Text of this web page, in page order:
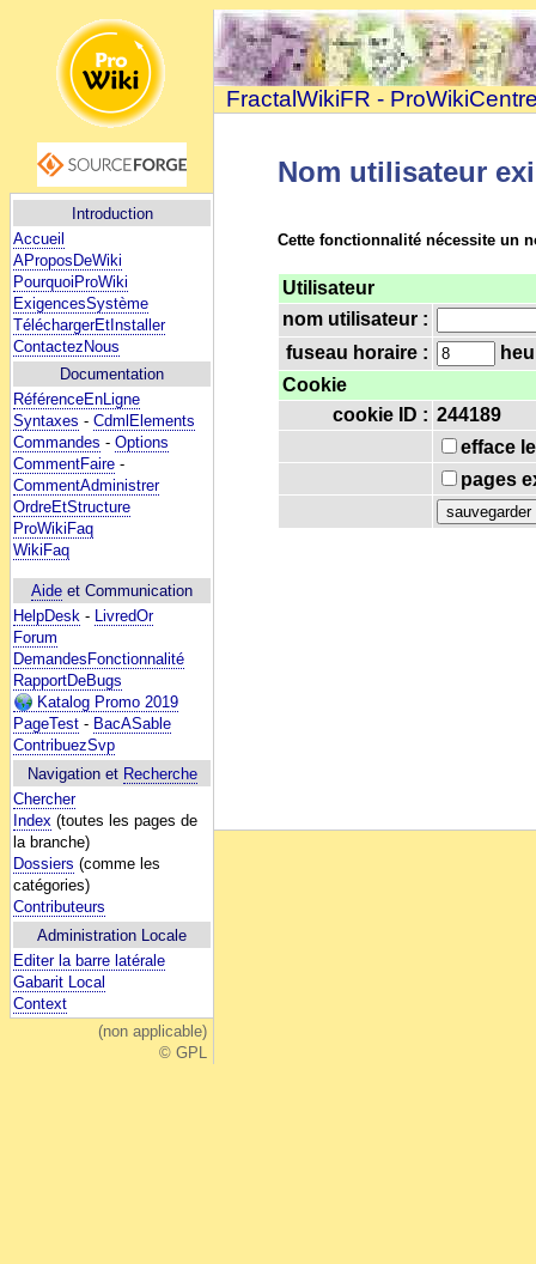
Introduction
Accueil
AProposDeWiki
PourquoiProWiki
ExigencesSystème
TéléchargerEtInstaller
ContactezNous
Documentation
RéférenceEnLigne
Syntaxes - CdmlElements
Commandes - Options
CommentFaire -
CommentAdministrer
OrdreEtStructure
ProWikiFaq
WikiFaq
Aide et Communication
HelpDesk - LivredOr
Forum
DemandesFonctionnalité
RapportDeBugs
Katalog Promo 2019
PageTest - BacASable
ContribuezSvp
Navigation et Recherche
Chercher
Index (toutes les pages de
la branche)
Dossiers (comme les
catégories)
Contributeurs
Administration Locale
Editer la barre latérale
Gabarit Local
Context
(non applicable)
© GPL
FractalWikiFR -
Nom utilisateur
Cette fonctionnalité nécessite un
Utilisateur
nom utilisateur :
fuseau horaire :
Cookie
cookie ID : 244189
efface
pages